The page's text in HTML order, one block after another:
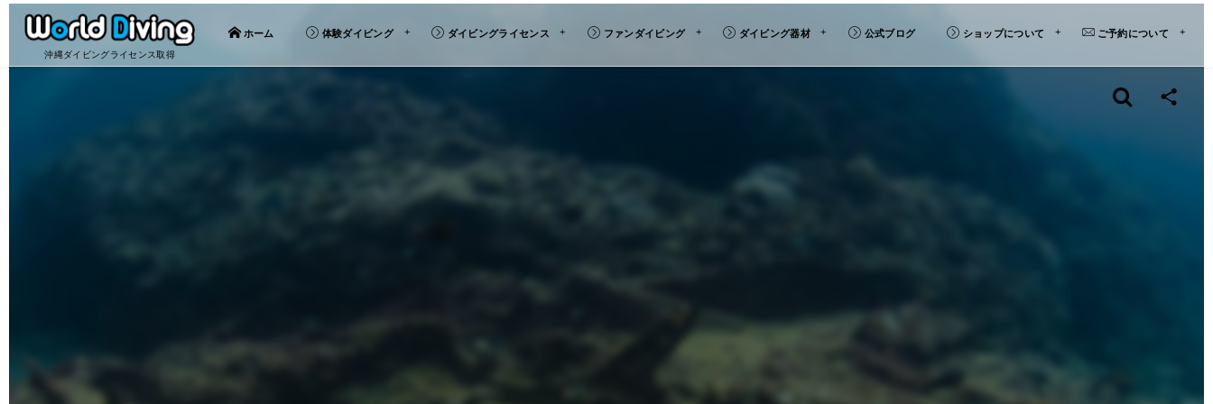
沖縄ダイビングライセンス取得
ホーム 体験ダイビング ダイビングライセンス ファンダイビング ダイビング器材 公式ブログ ショップについて ご予約について